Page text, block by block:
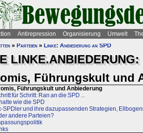
Antirepression Organisierung Umwelt
» Parteien » Linke: Anbiederung an SPD
Führungskult und
Führungskult und Anbiederung
für Schritt: Ran an die SPD ...
wie die SPD
SPDler und ihre dazupassenden Strategien,
andere Parteien?